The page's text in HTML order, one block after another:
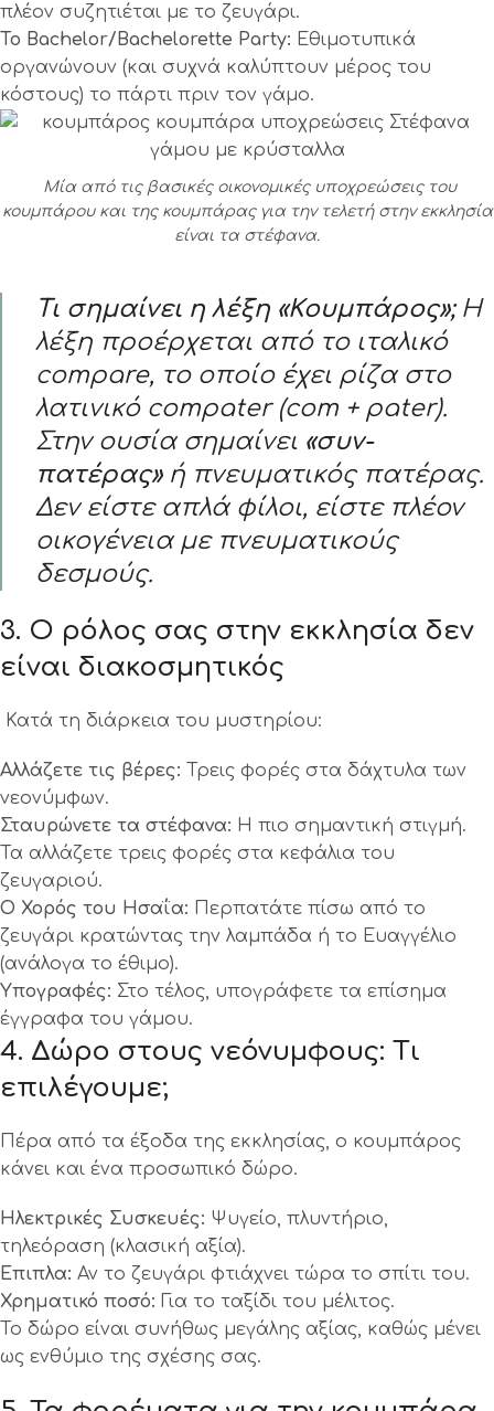
πλέον συζητιέται με το ζευγάρι.
Το Bachelor/Bachelorette Party: Εθιμοτυπικά
οργανώνουν (και συχνά καλύπτουν μέρος του
κόστους) το πάρτι πριν τον γάμο.
Μία από τις βασικές οικονομικές υποχρεώσεις του
κουμπάρου και της κουμπάρας για την τελετή στην εκκλησία
είναι τα στέφανα.
Τι σημαίνει η λέξη «Κουμπάρος»;Η
λέξη προέρχεται από το ιταλικό
compare, το οποίο έχει ρίζα στο
λατινικό compater(com + pater).
Στην ουσία σημαίνει «συν-
πατέρας»ή πνευματικός πατέρας.
Δεν είστε απλά φίλοι, είστε πλέον
οικογένεια με πνευματικούς
δεσμούς.
3. Ο ρόλος σας στην εκκλησία δεν
είναι διακοσμητικός
Κατά τη διάρκεια του μυστηρίου:
Αλλάζετε τις βέρες: Τρεις φορές στα δάχτυλα των
νεονύμφων.
Σταυρώνετε τα στέφανα: Η πιο σημαντική στιγμή.
Τα αλλάζετε τρεις φορές στα κεφάλια του
ζευγαριού.
Ο Χορός του Ησαΐα: Περπατάτε πίσω από το
ζευγάρι κρατώντας την λαμπάδα ή το Ευαγγέλιο
(ανάλογα το έθιμο).
Υπογραφές: Στο τέλος, υπογράφετε τα επίσημα
έγγραφα του γάμου.
4. Δώρο στους νεόνυμφους: Τι
επιλέγουμε;
Πέρα από τα έξοδα της εκκλησίας, ο κουμπάρος
κάνει και ένα προσωπικό δώρο.
Ηλεκτρικές Συσκευές: Ψυγείο, πλυντήριο,
τηλεόραση (κλασική αξία).
Έπιπλα: Αν το ζευγάρι φτιάχνει τώρα το σπίτι του.
Χρηματικό ποσό: Για το ταξίδι του μέλιτος.
Το δώρο είναι συνήθως μεγάλης αξίας, καθώς μένει
ως ενθύμιο της σχέσης σας.